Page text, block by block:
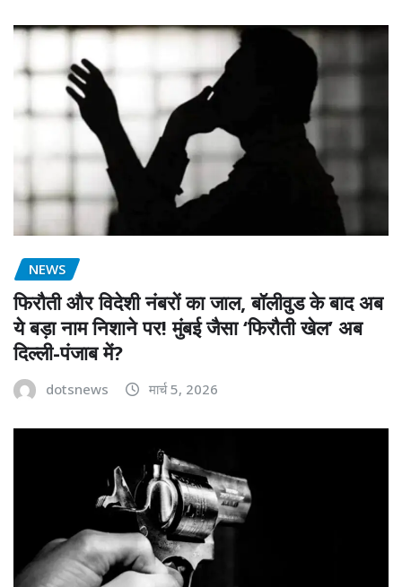
NEWS
फिरौती और विदेशी नंबरों का जाल, बॉलीवुड के बाद अब
ये बड़ा नाम निशाने पर! मुंबई जैसा ‘फिरौती खेल’ अब
दिल्ली-पंजाब में?
dotsnews मार्च 5, 2026